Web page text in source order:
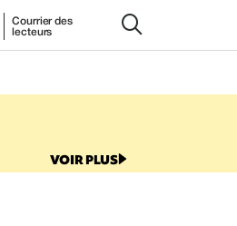
Courrier des
lecteurs
VOIR PLUS